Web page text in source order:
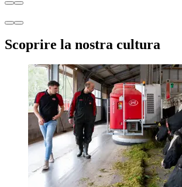
Scoprire la nostra cultura